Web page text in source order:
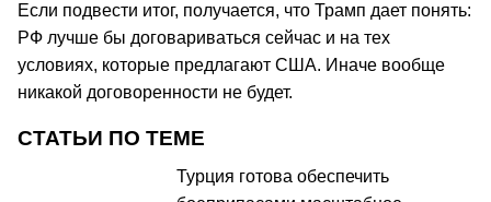
Если подвести итог, получается, что Трамп дает понять:
РФ лучше бы договариваться сейчас и на тех
условиях, которые предлагают США. Иначе вообще
никакой договоренности не будет.
СТАТЬИ ПО ТЕМЕ
Турция готова обеспечить